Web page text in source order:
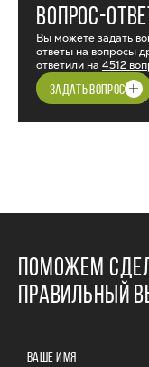
ВОПРОС-
Вы можете задать
ответы на вопросы
ответили на 4512
ЗАДАТЬ ВОПРОС
ПОМОЖЕМ
ПРАВИЛЬНЫЙ
ВАШЕ ИМЯ